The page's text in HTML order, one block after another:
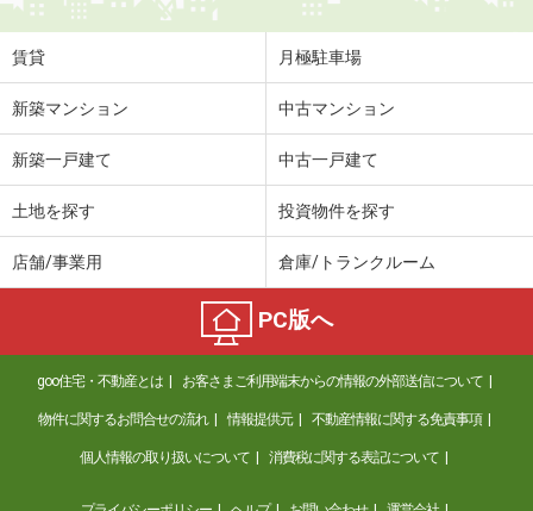
価 格
10.40万円
大阪府豊中市待兼山町
専有面積 67.75m²
大阪府堺市東区日置荘西町３丁
7.60万円
住 所
大阪府堺市東区日置荘西町３丁
間取り
2LDK
大阪府豊中市原田南１丁目
価 格
5.80万円
住 所
大阪府豊中市原田南１丁目
間取り
1K
賃貸 月極駐車場
新築マンション 中古マンション
新築一戸建て 中古一戸建て
土地を探す 投資物件を探す
店舗/事業用 倉庫/トランクルーム
PC版へ
goo住宅・不動産とは お客さまご利用端末からの情報の外部送信について
物件に関するお問合せの流れ 情報提供元 不動産情報に関する免責事項
個人情報の取り扱いについて 消費税に関する表記について